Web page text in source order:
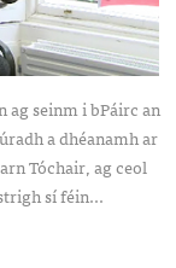
ag seinm i bPáirc an
a dhéanamh ar
Tóchair, ag ceol
sí féin...